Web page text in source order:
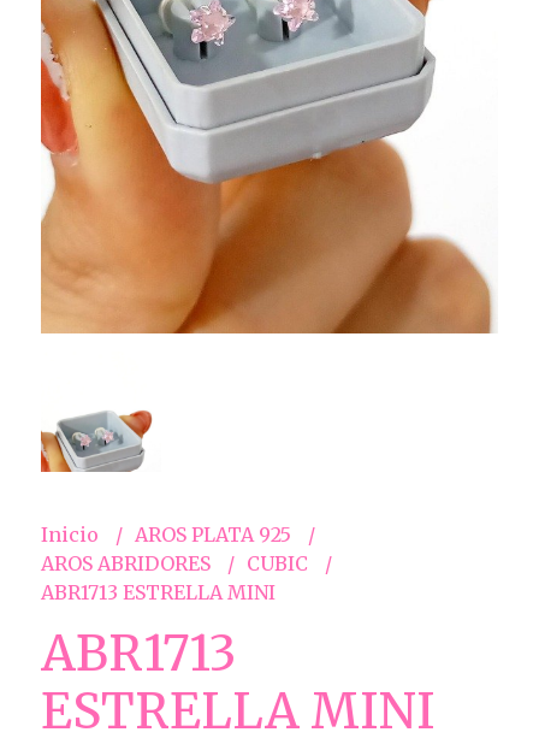
Inicio
AROS PLATA 925
AROS ABRIDORES
CUBIC
ABR1713 ESTRELLA MINI
ABR1713
ESTRELLA MINI